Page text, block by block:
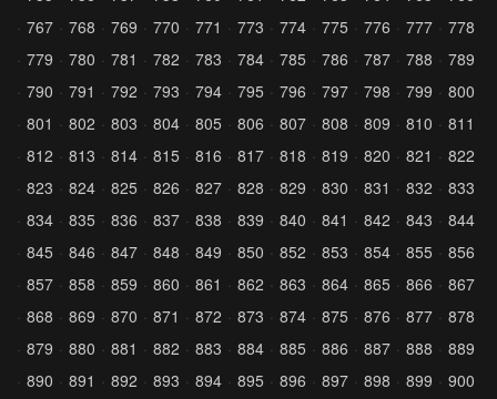
767
768 769 770 771 773 774 775 776 777
778
779
780 781 782 783 784 785 786 787 788
789
790
791 792 793 794 795 796 797 798 799
800
801
802 803 804 805 806 807 808 809 810
811
812
813 814 815 816 817 818 819 820 821
822
823
824 825 826 827 828 829 830 831 832
833
834
835 836 837 838 839 840 841 842 843
844
845
846 847 848 849 850 852 853 854 855
856
857
858 859 860 861 862 863 864 865 866
867
868
869 870 871 872 873 874 875 876 877
878
879
880 881 882 883 884 885 886 887 888
889
890
891 892 893 894 895 896 897 898 899
900